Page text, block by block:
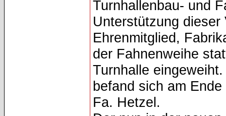
Turnhallenbau- und
Unterstützung
Ehrenmitglied,
der Fahnenweihe
Turnhalle
befand sich am
Fa. Hetzel.